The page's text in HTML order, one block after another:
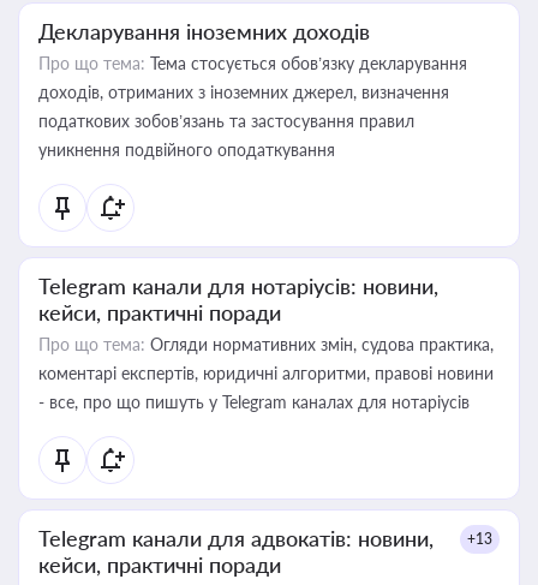
Декларування іноземних доходів
Про що тема: Тема стосується обов’язку декларування
доходів, отриманих з іноземних джерел, визначення
податкових зобов’язань та застосування правил
уникнення подвійного оподаткування
Telegram канали для нотаріусів: новини,
кейси, практичні поради
Про що тема: Огляди нормативних змін, судова практика,
коментарі експертів, юридичні алгоритми, правові новини
- все, про що пишуть у Telegram каналах для нотаріусів
Telegram канали для адвокатів: новини,
кейси, практичні поради
+13